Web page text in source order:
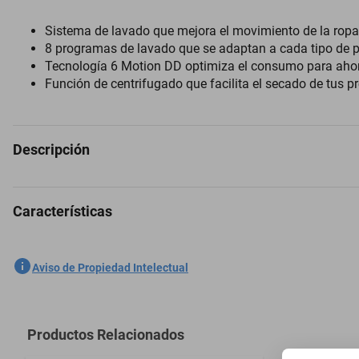
Sistema de lavado que mejora el movimiento de la
8 programas de lavado que se adaptan a cada tipo de
Tecnología 6 Motion DD optimiza el consumo para
Función de centrifugado que facilita el secado de tus
Descripción
El portal trae para ti una gran variedad de lavadoras de la marca LG
las manchas difíciles y lo mejor, sin dañar tus prendas, posee 8
para habitaciones o casas pequeñas. Sin duda esta lavadora es una
Características
SKU
Modelo
Aviso de Propiedad Intelectual
Productos Relacionados